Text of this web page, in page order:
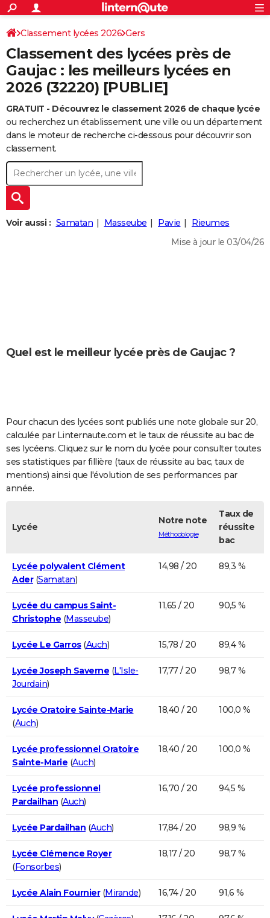
ACTUALITÉS
Politique
Société
Faits Divers
Education
Monde
Villes
+
SPORT
Coupe du monde 2026
Football
Tennis
Cyclisme
Rugby
Forum
CULTURE
Programme TV
TNT
Streaming
Cinéma
Sorties cinéma
Musique
+
FINANCE
Retraite
Impôts
Epargne
Immobilier
Risques naturels par ville
Banque
Assurance
Crédit
AUTO
Essais
Réserver un essai
Citadines
Berlines
SUV
Forum auto
+
HIGH-TECH
BRICOLAGE
Forum
Aménagement intérieur
Extérieur
Cuisine
Salle de bains
Jardinage
Rangement
+WEEK-END
Guides de France
Escapades
Patrimoine
Expositions
Musées
Week-end nature
+
LIFESTYLE
CARTE DE VOEUX
COPAINS D'AVANT
S'inscrire
Se connecter
Lycées
Collèges
Primaires
Universités
Entreprises
Service militaire
Avis de recherche
AVIS DE DÉCÈS
FORUM
S'inscrire
Connexion
Classement lycées 2026 Gers
Classement des lycées près de
Gaujac : les meilleurs lycées en
2026 (32220) [PUBLIE]
GRATUIT - Découvrez le classement 2026 de chaque lycée
ou recherchez un établissement, une ville ou un département
dans le moteur de recherche ci-dessous pour découvrir son
classement.
Voir aussi : Samatan Masseube Pavie
Rieumes
Mise à jour le 03/04/26
Quel est le meilleur lycée près de Gaujac ?
Pour chacun des lycées sont publiés une note globale sur 20,
calculée par Linternaute.com et le taux de réussite au bac de
ses lycéens. Cliquez sur le nom du lycée pour consulter toutes
ses statistiques par fillière (taux de réussite au bac, taux de
mentions) ainsi que l'évolution de ses performances par
année.
Lycée
Notre note
Méthodologie
Taux de
réussite
bac
Lycée polyvalent Clément
Ader(Samatan)
14,98 / 20 89,3 %
Lycée du campus Saint-
Christophe (Masseube)
11,65 / 20 90,5 %
Lycée Le Garros(Auch) 15,78 / 20 89,4 %
Lycée Joseph Saverne (L'Isle-
Jourdain)
17,77 / 20 98,7 %
Lycée Oratoire Sainte-Marie
(Auch)
18,40 / 20 100,0 %
Lycée professionnel Oratoire
Sainte-Marie (Auch)
18,40 / 20 100,0 %
Lycée professionnel
Pardailhan (Auch)
16,70 / 20 94,5 %
Lycée Pardailhan (Auch) 17,84 / 20 98,9 %
Lycée Clémence Royer
(Fonsorbes)
18,17 / 20 98,7 %
Lycée Alain Fournier(Mirande) 16,74 / 20 91,6 %